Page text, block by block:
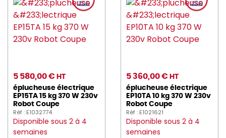
5 580,00 € HT
éplucheuse électrique
EP15TA 15 kg 370 W 230v
Robot Coupe
Réf : E1032774
Disponible sous 2 à 4
semaines
5 360,00 € HT
éplucheuse électrique
EP10TA 10 kg 370 W 230v
Robot Coupe
Réf : E1021621
Disponible sous 2 à 4
semaines